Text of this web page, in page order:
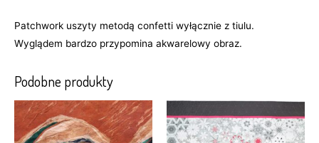
Patchwork uszyty metodą confetti wyłącznie z tiulu.
Wyglądem bardzo przypomina akwarelowy obraz.
Podobne produkty